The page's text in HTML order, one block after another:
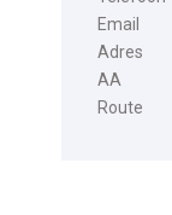
Email
Adres
AA
Route